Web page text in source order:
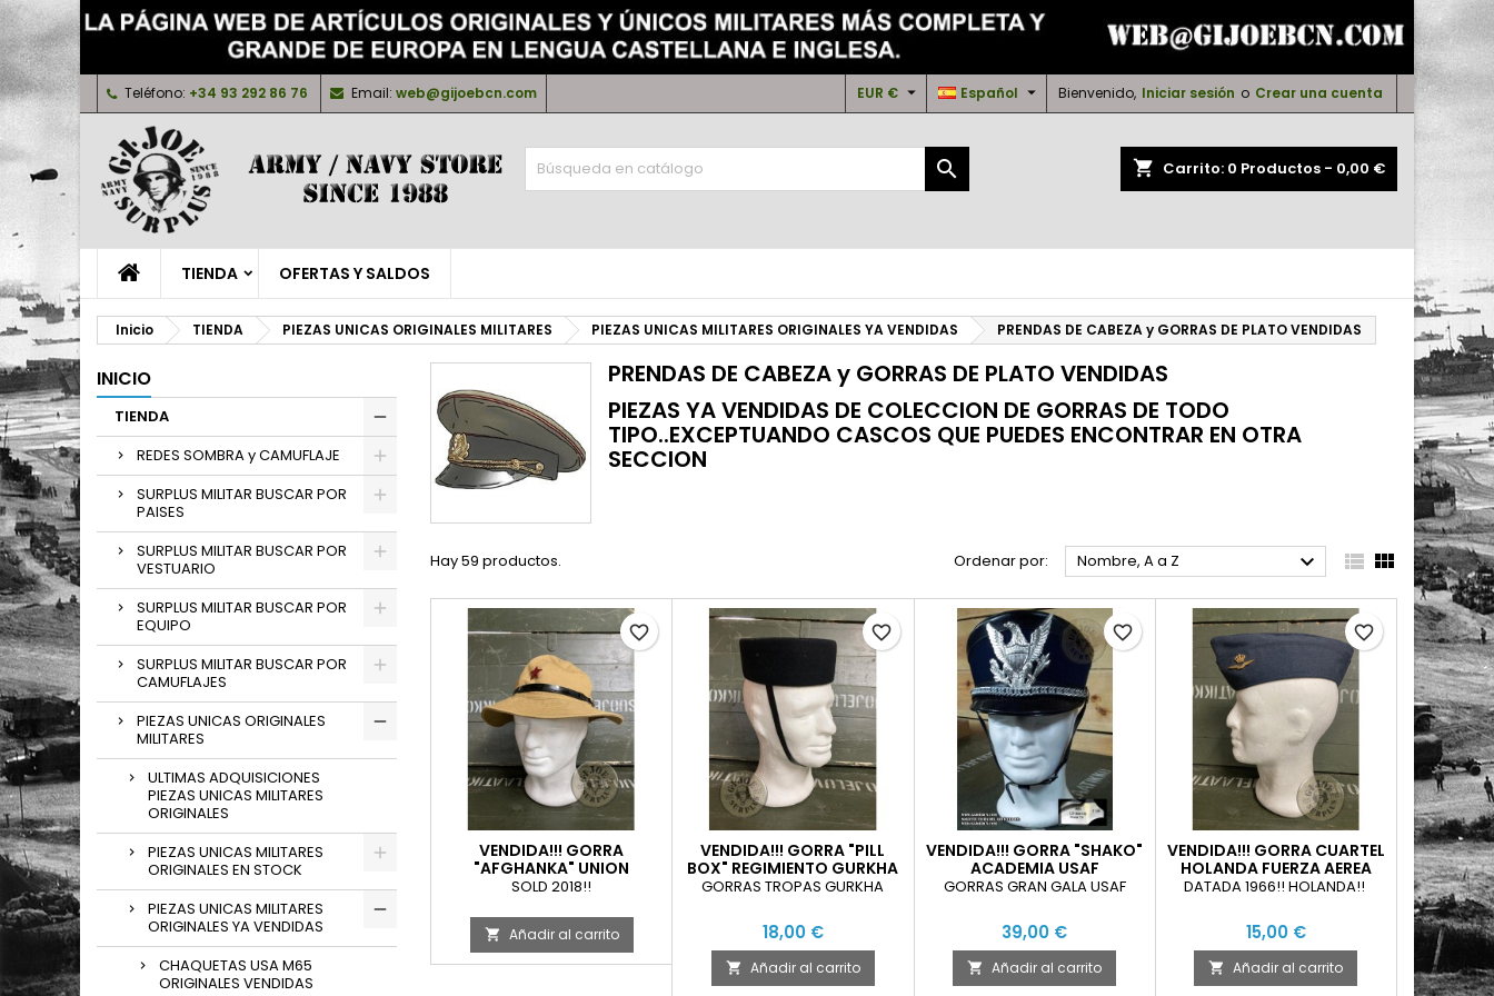
Teléfono: +34 93 292 86 76 Email: web@gijoebcn.com Bienvenido, Iniciar sesión o Crear una cuenta
Español 
EUR € 
shopping_cart Carrito: 0 Productos - 0,00 €

TIENDA OFERTAS Y SALDOS
Inicio TIENDA PIEZAS UNICAS ORIGINALES MILITARES PIEZAS UNICAS MILITARES ORIGINALES YA VENDIDAS PRENDAS DE CABEZA y GORRAS DE PLATO VENDIDAS
INICIO
TIENDA
REDES SOMBRA y CAMUFLAJE
SURPLUS MILITAR BUSCAR POR
PAISES
SURPLUS MILITAR BUSCAR POR
VESTUARIO
SURPLUS MILITAR BUSCAR POR
EQUIPO
SURPLUS MILITAR BUSCAR POR
CAMUFLAJES
PIEZAS UNICAS ORIGINALES
MILITARES
ULTIMAS ADQUISICIONES
PIEZAS UNICAS MILITARES
ORIGINALES
PIEZAS UNICAS MILITARES
ORIGINALES EN STOCK
PIEZAS UNICAS MILITARES
ORIGINALES YA VENDIDAS
CHAQUETAS USA M65
ORIGINALES VENDIDAS
PRENDAS DE CABEZA y GORRAS DE PLATO VENDIDAS
PIEZAS YA VENDIDAS DE COLECCION DE GORRAS DE TODO
TIPO..EXCEPTUANDO CASCOS QUE PUEDES ENCONTRAR EN OTRA
SECCION
Hay 59 productos. Ordenar por: Nombre, A a Z   
VENDIDA!!! GORRA
"AFGHANKA" UNION
SOVIETICA USADA TALLA 58
SOLD 2018!!
 Añadir al carrito
favorite_border
VENDIDA!!! GORRA "PILL
BOX" REGIMIENTO GURKHA
USADA
GORRAS TROPAS GURKHA
18,00 €
 Añadir al carrito
favorite_border
VENDIDA!!! GORRA "SHAKO"
ACADEMIA USAF
GORRAS GRAN GALA USAF
39,00 €
 Añadir al carrito
favorite_border
VENDIDA!!! GORRA CUARTEL
HOLANDA FUERZA AEREA
CON INSIGNIA
DATADA 1966!! HOLANDA!!
15,00 €
 Añadir al carrito
favorite_border
Mi lista de deseos ×
add_circle_outline Crear nueva lista
((modalTitle)) ×
((cancelText)) ((modalDeleteText))
Crear lista de deseos ×
Iniciar sesión ×
Cancelar Iniciar sesión